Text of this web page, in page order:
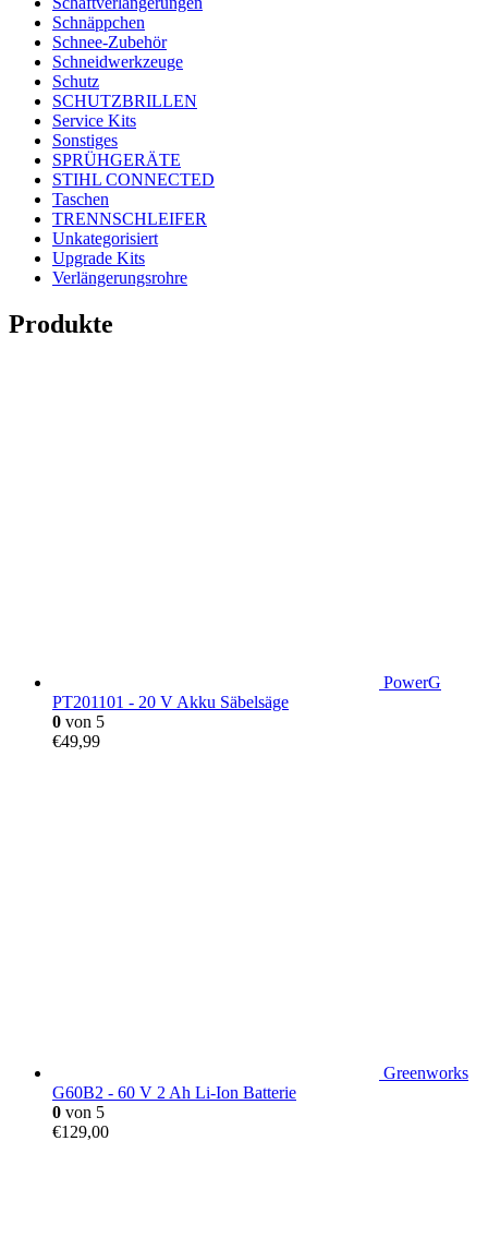
Schnäppchen
Schnee-Zubehör
Schneidwerkzeuge
Schutz
SCHUTZBRILLEN
Service Kits
Sonstiges
SPRÜHGERÄTE
STIHL CONNECTED
Taschen
TRENNSCHLEIFER
Unkategorisiert
Upgrade Kits
Verlängerungsrohre
Produkte
PowerG
PT201101 - 20 V Akku Säbelsäge
0 von 5
€49,99
Greenworks
G60B2 - 60 V 2 Ah Li-Ion Batterie
0 von 5
€129,00